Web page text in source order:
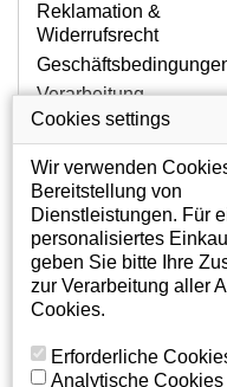
ist ungleichmäßig
WIE KÖNNEN
WELCHES
NOTEBOOK
Reklamation &
Widerrufsrecht
Verarbeitung
personenbezogener
Daten
Über uns - Impressum
Mein Konto
Mein Konto
Persönliche Daten
Addressen
Cookies settings
Wir verwenden
Bereitstellung von
Dienstleistungen. Für
personalisiertes
geben Sie bitte Ihre
zur Verarbeitung aller
Cookies.
Erforderliche
Analytische Cookies